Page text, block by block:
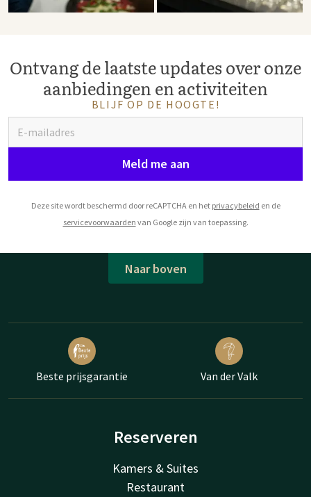
Ontvang de laatste updates over onze
aanbiedingen en activiteiten
BLIJF OP DE HOOGTE!
Meld me aan
Deze site wordt beschermd door reCAPTCHA en het privacybeleid en de
servicevoorwaarden van Google zijn van toepassing.
Naar boven
Beste prijsgarantie Van der Valk
Reserveren
Kamers & Suites
Restaurant